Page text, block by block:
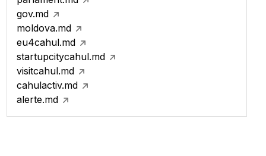
gov.md
moldova.md
eu4cahul.md
startupcitycahul.md
visitcahul.md
cahulactiv.md
alerte.md